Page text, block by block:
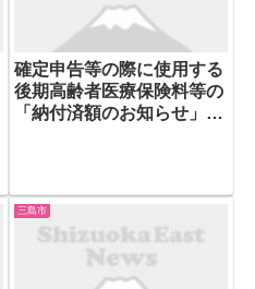
確定申告等の際に使用する
後期高齢者医療保険料等の
「納付済額のお知らせ」の
三島市